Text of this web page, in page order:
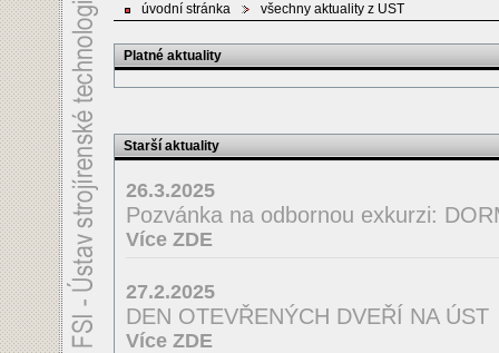
úvodní stránka všechny aktuality z UST
Platné aktuality
Starší aktuality
26.3.2025
Pozvánka na odbornou exkurzi:
Více ZDE
27.2.2025
DEN OTEVŘENÝCH DVEŘÍ NA ÚST
Více ZDE